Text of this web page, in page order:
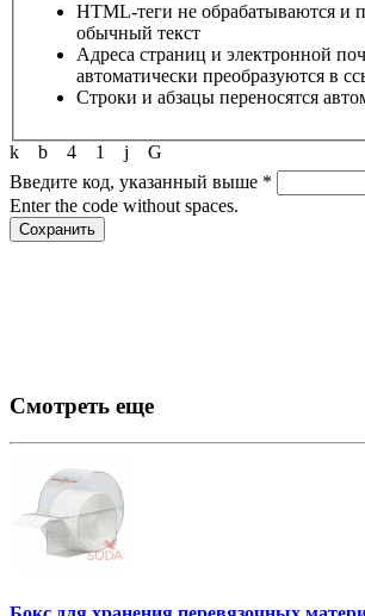
HTML-теги не обрабатываются и
обычный текст
Адреса страниц и электронной
автоматически преобразуются в
Строки и абзацы переносятся
j G
1
4
b
k
Введите код, указанный выше *
Enter the code without spaces.
Смотреть еще